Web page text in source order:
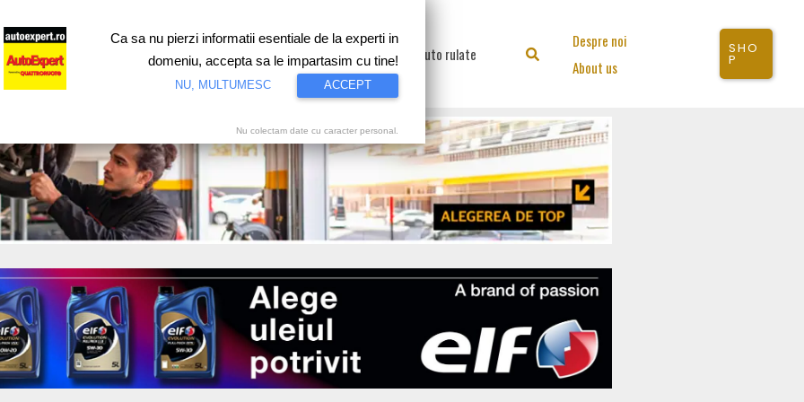
Test drive Motorsport Proiecte speciale Video Auto rulate Search
Despre noi
About us
SHO
P
Ca sa nu pierzi informatii esentiale de la experti in
domeniu, accepta sa le impartasim cu tine!
NU, MULTUMESC ACCEPT
Nu colectam date cu caracter personal.